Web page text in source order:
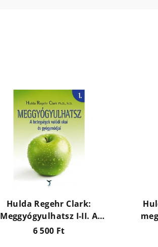
Hulda Regehr Clark:
Meggyógyulhatsz I-II. A
betegségek valódi okai és
6 500 Ft